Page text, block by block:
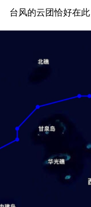
台风的云团恰好在